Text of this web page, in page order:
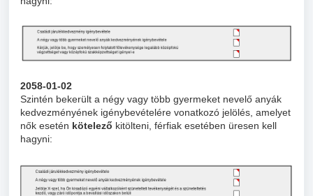
2058-01-02
Szintén bekerült a négy vagy több gyermeket nevelő anyák
kedvezményének igénybevételére vonatkozó jelölés, amelyet
nők esetén kötelező kitölteni, férfiak esetében üresen kell
hagyni: